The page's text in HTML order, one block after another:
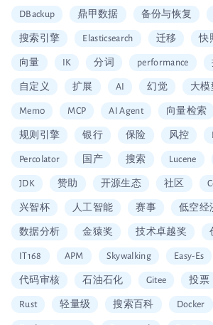
DBackup 鼎甲数据 备份与恢复
搜索引擎 Elasticsearch 迁移 快
向量 IK 分词 performance
自定义 扩展 AI 幻觉 大模
Mem0 MCP AI Agent 向量检索
规则引擎 银行 保险 风控
Percolator 国产 搜索 Lucene
JDK 赞助 开源生态 社区
兴智杯 人工智能 赛事 低空经
数据分析 金猿奖 技术卓越奖
IT168 APM Skywalking Easy-Es
代码审核 石油石化 Gitee 投票
Rust 轻量级 搜索百科 Docker